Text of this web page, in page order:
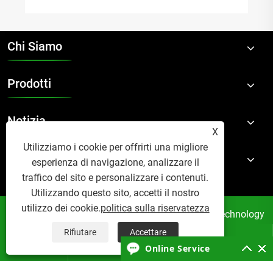
Chi Siamo
Prodotti
Notizia
Contattaci
Copyright © 2024 Suzhou Accom New Material Technology
Co., Ltd. Tutti i diritti riservati.
Sitemap RSS
XML
politica sulla riservatezza

X
Utilizziamo i cookie per offrirti una migliore
esperienza di navigazione, analizzare il
traffico del sito e personalizzare i contenuti.
Utilizzando questo sito, accetti il ​​nostro
utilizzo dei cookie.politica sulla riservatezza
Rifiutare Accettare
Online Service